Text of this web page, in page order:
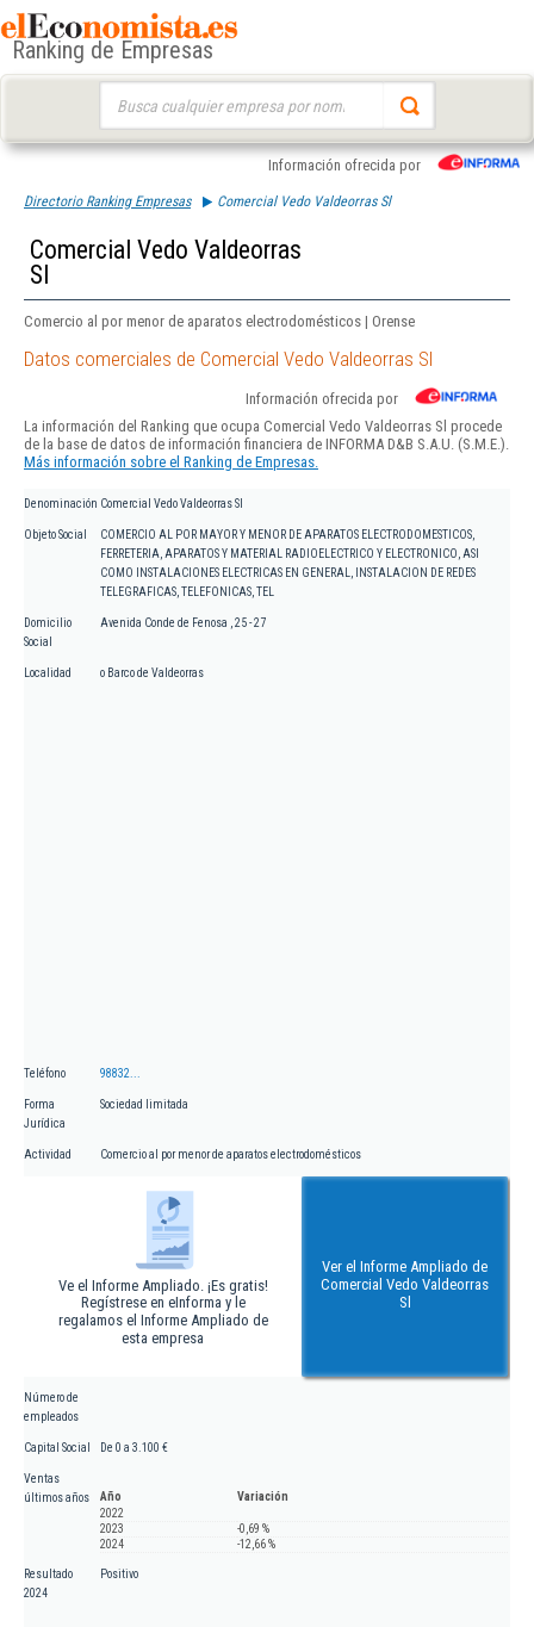
Ranking de Empresas
Información ofrecida por
Directorio Ranking Empresas Comercial Vedo Valdeorras Sl
Comercial Vedo Valdeorras
Sl
Comercio al por menor de aparatos electrodomésticos | Orense
Datos comerciales de Comercial Vedo Valdeorras Sl
Información ofrecida por
La información del Ranking que ocupa Comercial Vedo Valdeorras Sl procede
de la base de datos de información financiera de INFORMA D&B S.A.U. (S.M.E.).
Más información sobre el Ranking de Empresas.
Denominación Comercial Vedo Valdeorras Sl
Objeto Social
COMERCIO AL POR MAYOR Y MENOR DE APARATOS ELECTRODOMESTICOS,
FERRETERIA, APARATOS Y MATERIAL RADIOELECTRICO Y ELECTRONICO, ASI
COMO INSTALACIONES ELECTRICAS EN GENERAL, INSTALACION DE REDES
TELEGRAFICAS, TELEFONICAS, TEL
Domicilio
Social
Avenida Conde de Fenosa , 25 - 27
Localidad o Barco de Valdeorras
Teléfono 98832...
Forma
Jurídica
Sociedad limitada
Actividad Comercio al por menor de aparatos electrodomésticos
Ve el Informe Ampliado. ¡Es gratis!
Regístrese en eInforma y le
regalamos el Informe Ampliado de
esta empresa
Ver el Informe Ampliado de
Comercial Vedo Valdeorras
Sl
Número de
empleados
Capital Social De 0 a 3.100 €
Ventas
últimos años
Año
Variación
2022
2023
-0,69 %
2024
-12,66 %
Resultado
2024
Positivo